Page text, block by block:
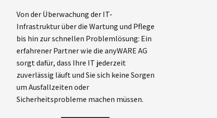
Von der Überwachung der IT-
Infrastruktur über die Wartung und Pflege
bis hin zur schnellen Problemlösung: Ein
erfahrener Partner wie die anyWARE AG
sorgt dafür, dass Ihre IT jederzeit
zuverlässig läuft und Sie sich keine Sorgen
um Ausfallzeiten oder
Sicherheitsprobleme machen müssen.